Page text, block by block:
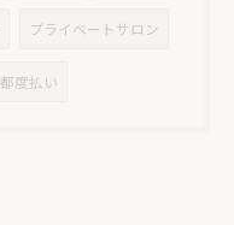
プライベートサロン
都度払い